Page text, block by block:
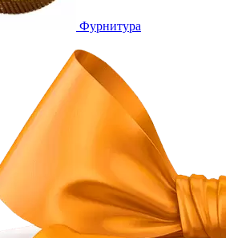
Фурнитура